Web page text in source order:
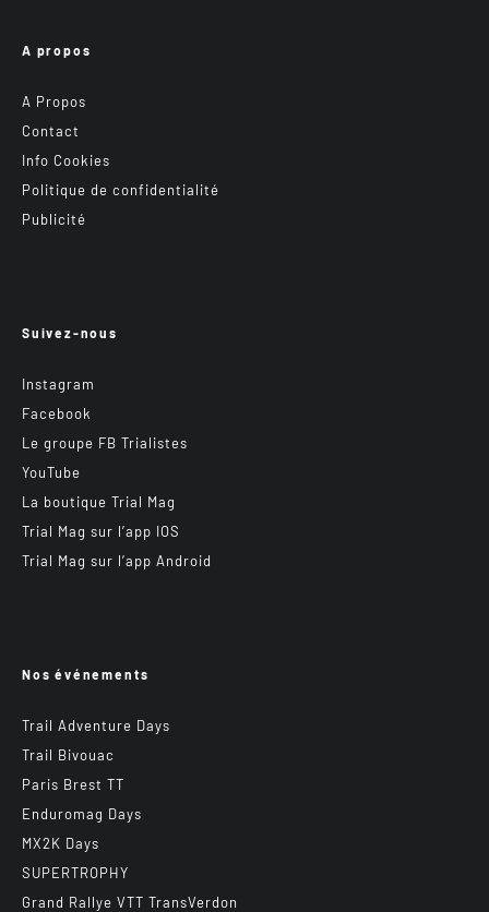
A propos
A Propos
Contact
Info Cookies
Politique de confidentialité
Publicité
Suivez-nous
Instagram
Facebook
Le groupe FB Trialistes
YouTube
La boutique Trial Mag
Trial Mag sur l’app IOS
Trial Mag sur l’app Android
Nos événements
Trail Adventure Days
Trail Bivouac
Paris Brest TT
Enduromag Days
MX2K Days
SUPERTROPHY
Grand Rallye VTT TransVerdon